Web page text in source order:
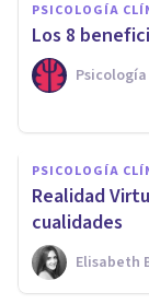
PSICOLOGÍA
​Los 8
PSICOLOGÍA
Realidad
cualidades
Elisabeth
​Los 10
online
Psicología